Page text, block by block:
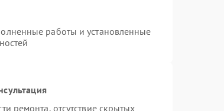
работы и установленные
ремонта, отсутствие скрытых